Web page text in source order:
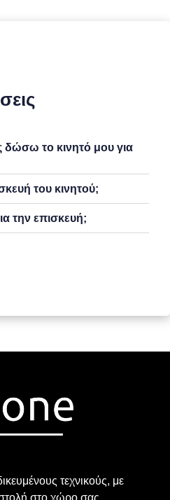
το κινητό μου για
του κινητού;
την επισκευή;
τεχνικούς, με